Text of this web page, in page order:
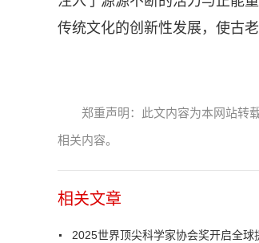
传统文化的创新性发展，使古
郑重声明：此文内容为本网站转
相关内容。
相关文章
2025世界顶尖科学家协会奖开启全球